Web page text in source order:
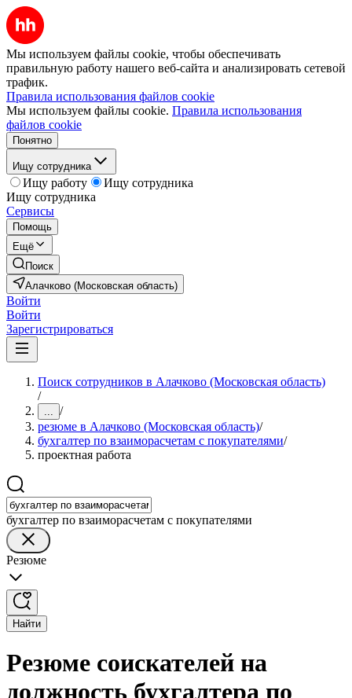
Мы используем файлы cookie, чтобы обеспечивать
правильную работу нашего веб-сайта и анализировать сетевой
трафик.
Правила использования файлов cookie
Мы используем файлы cookie. Правила использования
файлов cookie
Понятно
Ищу сотрудника
Ищу работу
Ищу сотрудника
Ищу сотрудника
Сервисы
Помощь
Ещё
Поиск
Алачково (Московская область)
Войти
Войти
Зарегистрироваться
Поиск сотрудников в Алачково (Московская область)
/
... /
резюме в Алачково (Московская область)/
бухгалтер по взаиморасчетам с покупателями/
проектная работа
бухгалтер по взаиморасчетам с покупателями
Резюме
Найти
Резюме соискателей на
должность бухгалтера по